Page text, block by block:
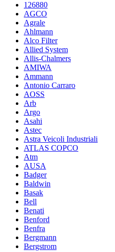
126880
AGCO
Agrale
Ahlmann
Alco Filter
Allied System
Allis-Chalmers
AMIWA
Ammann
Antonio Carraro
AOSS
Arb
Argo
Asahi
Astec
Astra Veicoli Industriali
ATLAS COPCO
Atm
AUSA
Badger
Baldwin
Basak
Bell
Benati
Benford
Benfra
Bergmann
Bergstrom